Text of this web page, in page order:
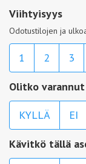
Viihtyisyys
Odotustilojen ja
1 2 3
Olitko
KYLLÄ EI
Kävitkö tällä